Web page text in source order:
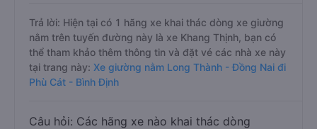
Trả lời: Hiện tại có 1 hãng xe khai thác dòng xe giường
nằm trên tuyến đường này là xe Khang Thịnh, bạn có
thể tham khảo thêm thông tin và đặt vé các nhà xe này
tại trang này: Xe giường nằm Long Thành - Đồng Nai đi
Phù Cát - Bình Định
Câu hỏi: Các hãng xe nào khai thác dòng